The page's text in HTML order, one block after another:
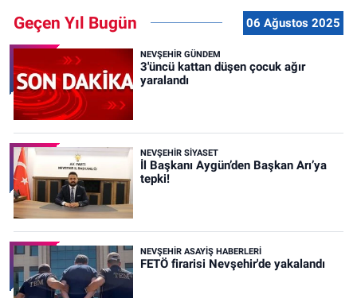
Geçen Yıl Bugün 06 Ağustos 2025
NEVŞEHIR GÜNDEM
3'üncü kattan düşen çocuk ağır
yaralandı
NEVŞEHIR SIYASET
İl Başkanı Aygün’den Başkan Arı’ya
tepki!
NEVŞEHIR ASAYIŞ HABERLERI
FETÖ firarisi Nevşehir'de yakalandı